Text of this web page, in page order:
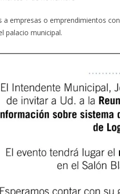
a empresas o emprendimientos
palacio municipal.